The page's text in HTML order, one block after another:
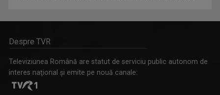
Despre TVR
Televiziunea Română are statut de serviciu public autonom de
interes naţional şi emite pe nouă canale: